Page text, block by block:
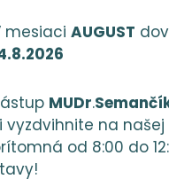
mesiaci AUGUST
MUDr.
vyzdvihnite na
od 8:00 do